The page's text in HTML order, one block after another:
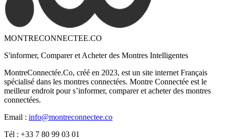
MONTRECONNECTEE.CO
S'informer, Comparer et Acheter des Montres Intelligentes
MontreConnectée.Co, créé en 2023, est un site internet Français
spécialisé dans les montres connectées. Montre Connectée est le
meilleur endroit pour s’informer, comparer et acheter des montres
connectées.
Email : info@montreconnectee.co
Tél : +33 7 80 99 03 01